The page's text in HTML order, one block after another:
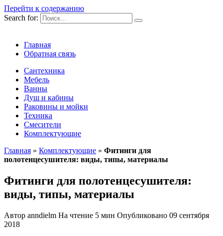
Перейти к содержанию
Search for:
Главная
Обратная связь
Сантехника
Мебель
Ванны
Душ и кабины
Раковины и мойки
Техника
Смесители
Комплектующие
Главная » Комплектующие » Фитинги для
полотенцесушителя: виды, типы, материалы
Фитинги для полотенцесушителя:
виды, типы, материалы
Автор anndielm На чтение 5 мин Опубликовано 09 сентября
2018